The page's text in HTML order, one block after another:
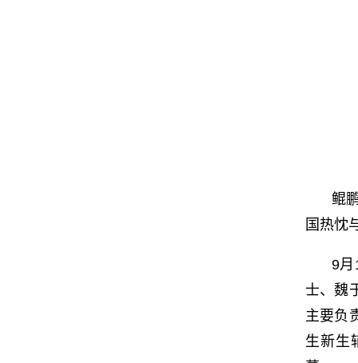
鲲
国热忱
9月
士、魏
主要负
生新生